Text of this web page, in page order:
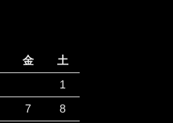
金
土
1
7
8